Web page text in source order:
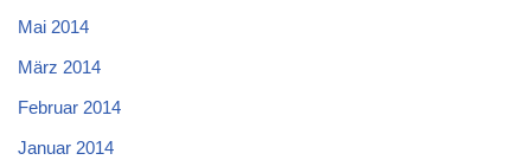
Mai 2014
März 2014
Februar 2014
Januar 2014